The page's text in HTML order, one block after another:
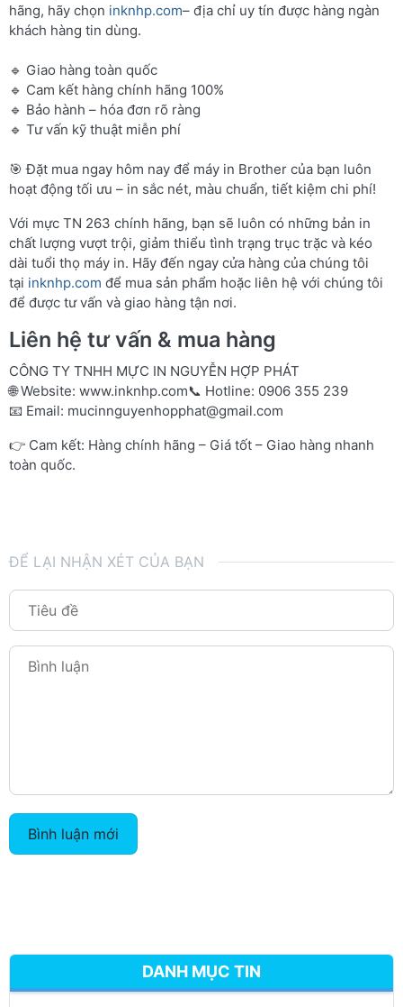
hãng, hãy chọn inknhp.com– địa chỉ uy tín được hàng ngàn
khách hàng tin dùng.
🔹 Giao hàng toàn quốc
🔹 Cam kết hàng chính hãng 100%
🔹 Bảo hành – hóa đơn rõ ràng
🔹 Tư vấn kỹ thuật miễn phí
🎯 Đặt mua ngay hôm nay để máy in Brother của bạn luôn
hoạt động tối ưu – in sắc nét, màu chuẩn, tiết kiệm chi phí!
Với mực TN 263 chính hãng, bạn sẽ luôn có những bản in
chất lượng vượt trội, giảm thiểu tình trạng trục trặc và kéo
dài tuổi thọ máy in. Hãy đến ngay cửa hàng của chúng tôi
tại inknhp.com để mua sản phẩm hoặc liên hệ với chúng tôi
để được tư vấn và giao hàng tận nơi.
Liên hệ tư vấn & mua hàng
CÔNG TY TNHH MỰC IN NGUYỄN HỢP PHÁT
🌐 Website: www.inknhp.com📞 Hotline: 0906 355 239
📧 Email: mucinnguyenhopphat@gmail.com
👉 Cam kết: Hàng chính hãng – Giá tốt – Giao hàng nhanh
toàn quốc.
ĐỂ LẠI NHẬN XÉT CỦA BẠN
Bình luận mới
DANH MỤC TIN